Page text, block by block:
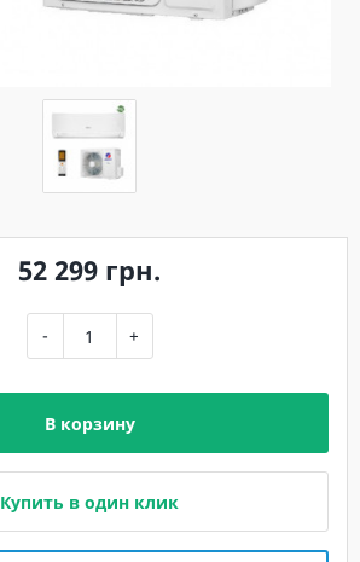
52 299 грн.
- +
В корзину
Купить в один клик